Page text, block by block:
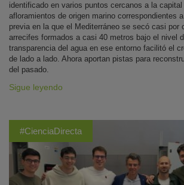
identificado en varios puntos cercanos a la
afloramientos de origen marino correspondientes
previa en la que el Mediterráneo se secó casi por
arrecifes formados a casi 40 metros bajo el nivel
transparencia del agua en ese entorno facilitó el
de lado a lado. Ahora aportan pistas para
del pasado.
Sigue leyendo
#CienciaDirecta